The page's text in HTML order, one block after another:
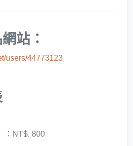
站：
users/44773123
：NT$. 800